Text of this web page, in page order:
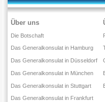
Über uns
Die Botschaft
Das Generalkonsulat in Hamburg
Das Generalkonsulat in Düsseldorf
Das Generalkonsulat in München
Das Generalkonsulat in Stuttgart
Das Generalkonsulat in Frankfurt